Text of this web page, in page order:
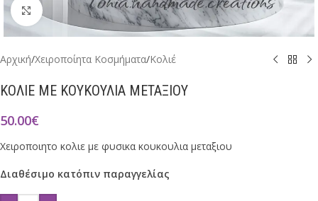
Click to enlarge
Αρχική/Χειροποίητα Κοσμήματα/Κολιέ
ΚΟΛΙΕ ΜΕ ΚΟΥΚΟΥΛΙΑ ΜΕΤΑΞΙΟΥ
50.00€
Χειροποιητο κολιε με φυσικα κουκουλια μεταξιου
Διαθέσιμο κατόπιν παραγγελίας